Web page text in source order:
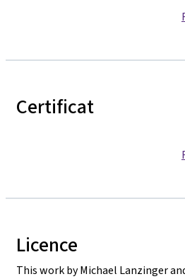
Certificat
Licence
This work by Michael Lanzinger